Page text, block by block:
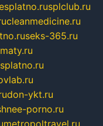
splclub.ru
cleanmedicine.ru
seks-365.ru
don-ykt.ru
porno.ru